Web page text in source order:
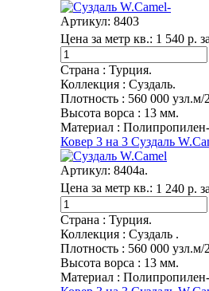
Артикул: 8403
Цена за метр кв.: 1 540 р.
Страна : Турция.
Коллекция : Суздаль.
Плотность : 560 000 узл.м/
Высота ворса : 13 мм.
Материал :
Ковер 3 на 3 Суздаль
Артикул: 8404a.
Цена за метр кв.: 1 240 р.
Страна : Турция.
Коллекция : Суздаль .
Плотность : 560 000 узл.м/
Высота ворса : 13 мм.
Материал :